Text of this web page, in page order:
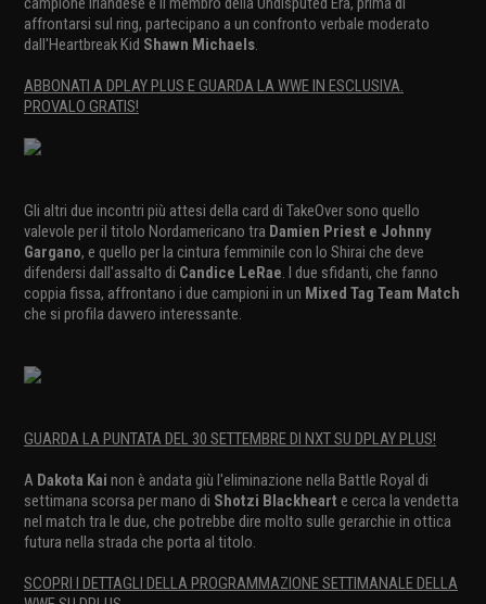
affrontarsi sul ring, partecipano a un confronto verbale moderato
dall'Heartbreak Kid Shawn Michaels.
ABBONATI A DPLAY PLUS E GUARDA LA WWE IN ESCLUSIVA.
PROVALO GRATIS!
Gli altri due incontri più attesi della card di TakeOver sono quello
valevole per il titolo Nordamericano tra Damien Priest e Johnny
Gargano, e quello per la cintura femminile con Io Shirai che deve
difendersi dall'assalto di Candice LeRae. I due sfidanti, che fanno
coppia fissa, affrontano i due campioni in un Mixed Tag Team Match
che si profila davvero interessante.
GUARDA LA PUNTATA DEL 30 SETTEMBRE DI NXT SU DPLAY PLUS!
A Dakota Kai non è andata giù l'eliminazione nella Battle Royal di
settimana scorsa per mano di Shotzi Blackheart e cerca la vendetta
nel match tra le due, che potrebbe dire molto sulle gerarchie in ottica
futura nella strada che porta al titolo.
SCOPRI I DETTAGLI DELLA PROGRAMMAZIONE SETTIMANALE DELLA